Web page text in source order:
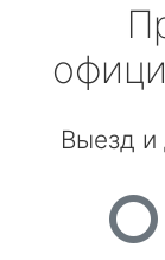
Выезд и